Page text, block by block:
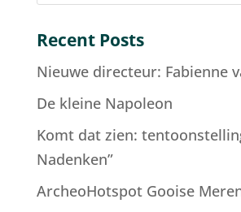
Recent Posts
Nieuwe directeur: Fabienne
De kleine Napoleon
Komt dat zien:
Nadenken”
ArcheoHotspot Gooise